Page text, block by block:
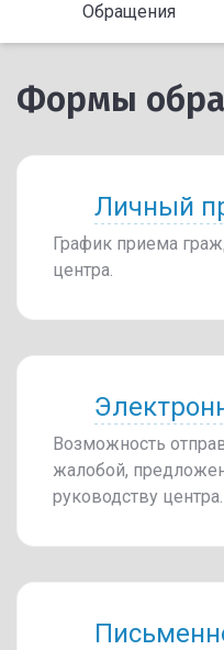
Обращения
Формы
Личный
График приема
центра.
Возможность
жалобой,
руководству центра.